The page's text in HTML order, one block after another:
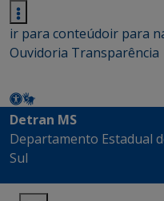
ir para conteúdoir para
Ouvidoria Transparência
Detran MS
Departamento Estadual
Sul